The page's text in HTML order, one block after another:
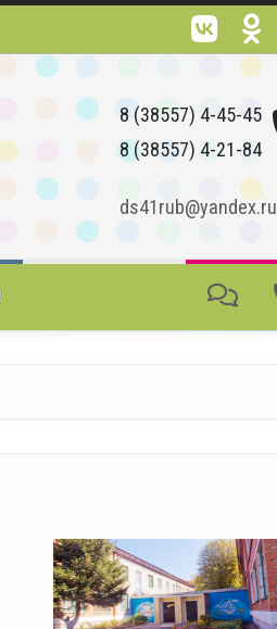
8 (38557) 4-45-45
8 (38557) 4-21-84
ds41rub@yandex.ru